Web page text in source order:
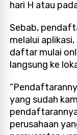
hari H atau
Sebab,
melalui
daftar mulai
langsung ke
yang sudah
perusahaan